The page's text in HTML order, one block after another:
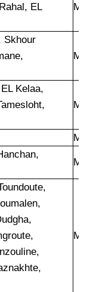
EL
Skhour
Kelaa,